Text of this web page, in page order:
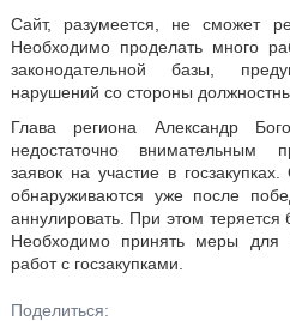
Сайт, разумеется, не сможет
Необходимо проделать много
законодательной базы,
нарушений со стороны
Глава региона Александр
недостаточно внимательным
заявок на участие в
обнаруживаются уже после
аннулировать. При этом теряется
Необходимо принять меры для
работ с госзакупками.
Поделиться: